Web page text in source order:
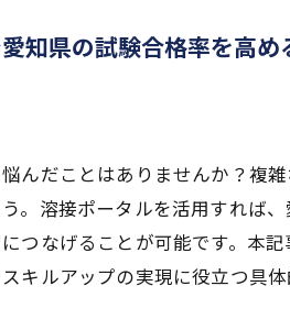
知県の試験合格率を高
んだことはありませんか？複
。溶接ポータルを活用すれば
つなげることが可能です。本
キルアップの実現に役立つ具体